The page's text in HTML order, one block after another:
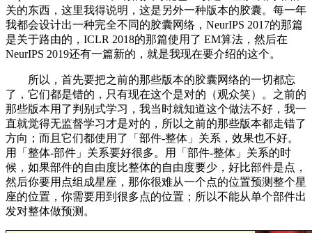
关的东西，这里我得说明，这是另外一种版本的胶囊。每一年
我都会设计出一种完全不同的胶囊网络，NeurIPS 2017的那篇
是关于路由的，ICLR 2018的那篇使用了 EM算法，然后在
NeurIPS 2019还有一篇新的，就是我现在要介绍的这个。
所以，首先要把之前的那些版本的胶囊网络的一切都忘
了，它们都是错的，只有现在这个是对的（观众笑）。之前的
那些版本用了判别式学习，我当时就知道这个做法不好，我一
直就觉得无监督学习才是对的，所以之前的那些版本都走错了
方向；而且它们都使用了「部件-整体」关系，效果也不好。
用「整体-部件」关系要好很多。用「部件-整体」关系的时
候，如果部件的自由度比整体的自由度要少，好比部件是点，
然后你要用点组成星座，那你很难从一个点的位置预测整个星
座的位置，你需要用到很多点的位置；所以不能从单个部件出
发对整体做预测。